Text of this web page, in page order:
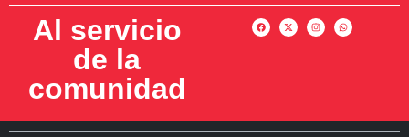
Al servicio
de la
comunidad